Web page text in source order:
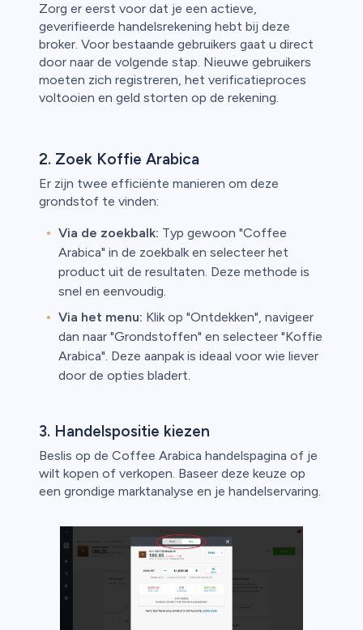
Zorg er eerst voor dat je een actieve,
geverifieerde handelsrekening hebt bij deze
broker. Voor bestaande gebruikers gaat u direct
door naar de volgende stap. Nieuwe gebruikers
moeten zich registreren, het verificatieproces
voltooien en geld storten op de rekening.
2. Zoek Koffie Arabica
Er zijn twee efficiënte manieren om deze
grondstof te vinden:
Via de zoekbalk: Typ gewoon "Coffee
Arabica" in de zoekbalk en selecteer het
product uit de resultaten. Deze methode is
snel en eenvoudig.
Via het menu: Klik op "Ontdekken", navigeer
dan naar "Grondstoffen" en selecteer "Koffie
Arabica". Deze aanpak is ideaal voor wie liever
door de opties bladert.
3. Handelspositie kiezen
Beslis op de Coffee Arabica handelspagina of je
wilt kopen of verkopen. Baseer deze keuze op
een grondige marktanalyse en je handelservaring.